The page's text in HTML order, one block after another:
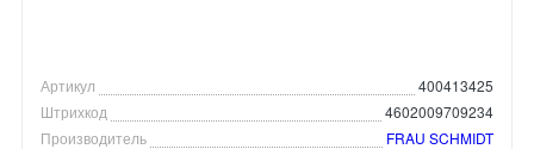
Артикул
400413425
Штрихкод
4602009709234
Производитель
FRAU SCHMIDT